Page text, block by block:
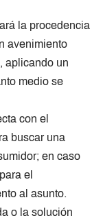
la procedencia
avenimiento
aplicando un
medio se
con el
buscar una
en caso
el
al asunto.
o la solución